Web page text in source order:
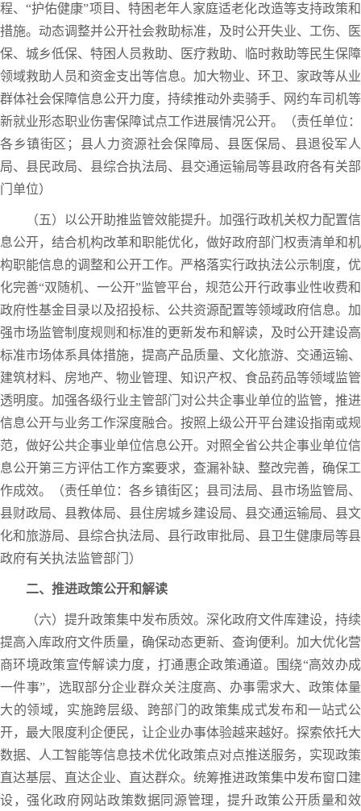
程、“护佑健康”项目、特困老年人家庭适老化改造等支持政策和
措施。动态调整并公开社会救助标准，及时公开失业、工伤、医
保、城乡低保、特困人员救助、医疗救助、临时救助等民生保障
领域救助人员和资金支出等信息。加大物业、环卫、家政等从业
群体社会保障信息公开力度，持续推动外卖骑手、网约车司机等
新就业形态职业伤害保障试点工作进展情况公开。（责任单位：
各乡镇街区；县人力资源社会保障局、县医保局、县退役军人
局、县民政局、县综合执法局、县交通运输局等县政府各有关部
门单位）
（五）以公开助推监管效能提升。加强行政机关权力配置信
息公开，结合机构改革和职能优化，做好政府部门权责清单和机
构职能信息的调整和公开工作。严格落实行政执法公示制度，优
化完善“双随机、一公开”监管平台，规范公开行政事业性收费和
政府性基金目录以及招投标、公共资源配置等领域政府信息。加
强市场监管制度规则和标准的更新发布和解读，及时公开建设高
标准市场体系具体措施，提高产品质量、文化旅游、交通运输、
建筑材料、房地产、物业管理、知识产权、食品药品等领域监管
透明度。加强各级行业主管部门对公共企事业单位的监管，推进
信息公开与业务工作深度融合。按照上级公开平台建设指南或规
范，做好公共企事业单位信息公开。对照全省公共企事业单位信
息公开第三方评估工作方案要求，查漏补缺、整改完善，确保工
作成效。（责任单位：各乡镇街区；县司法局、县市场监管局、
县财政局、县教体局、县住房城乡建设局、县交通运输局、县文
化和旅游局、县综合执法局、县行政审批局、县卫生健康局等县
政府有关执法监管部门）
二、推进政策公开和解读
（六）提升政策集中发布质效。深化政府文件库建设，持续
提高入库政府文件质量，确保动态更新、查询便利。加大优化营
商环境政策宣传解读力度，打通惠企政策通道。围绕“高效办成
一件事”，选取部分企业群众关注度高、办事需求大、政策体量
大的领域，实施跨层级、跨部门的政策集成式发布和一站式公
开，最大限度利企便民，让企业办事体验越来越好。探索依托大
数据、人工智能等信息技术优化政策点对点推送服务，实现政策
直达基层、直达企业、直达群众。统筹推进政策集中发布窗口建
设，强化政府网站政策数据同源管理，提升政策公开质量和效